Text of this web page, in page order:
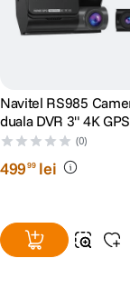
CAMERA SPATE
Alimentare
Formatul
Format
Navitel RS985
duala DVR 3" 4K
Senzor
(0)
49999 lei